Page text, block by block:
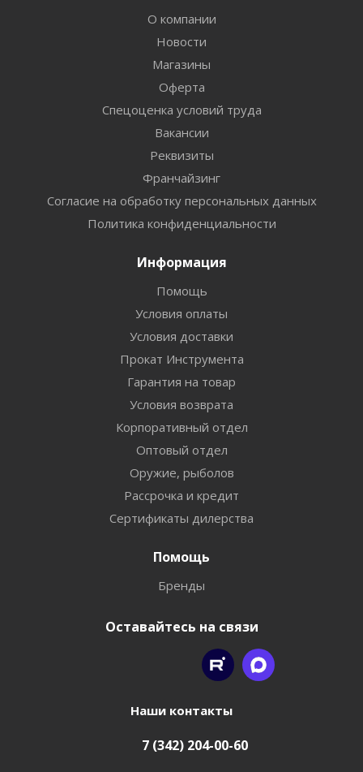
О компании
Новости
Магазины
Оферта
Спецоценка условий труда
Вакансии
Реквизиты
Франчайзинг
Согласие на обработку персональных данных
Политика конфиденциальности
Информация
Помощь
Условия оплаты
Условия доставки
Прокат Инструмента
Гарантия на товар
Условия возврата
Корпоративный отдел
Оптовый отдел
Оружие, рыболов
Рассрочка и кредит
Сертификаты дилерства
Помощь
Бренды
Оставайтесь на связи
Наши контакты
7 (342) 204-00-60